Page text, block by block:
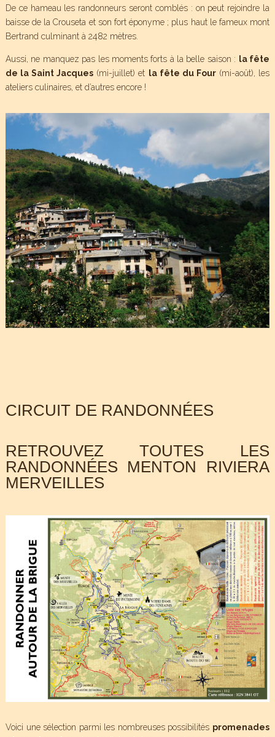
De ce hameau les randonneurs seront comblés : on peut rejoindre la
baisse de la Crouseta et son fort éponyme ; plus haut le fameux mont
Bertrand culminant à 2482 mètres.
Aussi, ne manquez pas les moments forts à la belle saison : la fête
de la Saint Jacques (mi-juillet) et la fête du Four(mi-août), les
ateliers culinaires, et d’autres encore !
CIRCUIT DE RANDONNÉES
RETROUVEZ TOUTES LES
RANDONNÉES MENTON RIVIERA
MERVEILLES
Voici une sélection parmi les nombreuses possibilités promenades